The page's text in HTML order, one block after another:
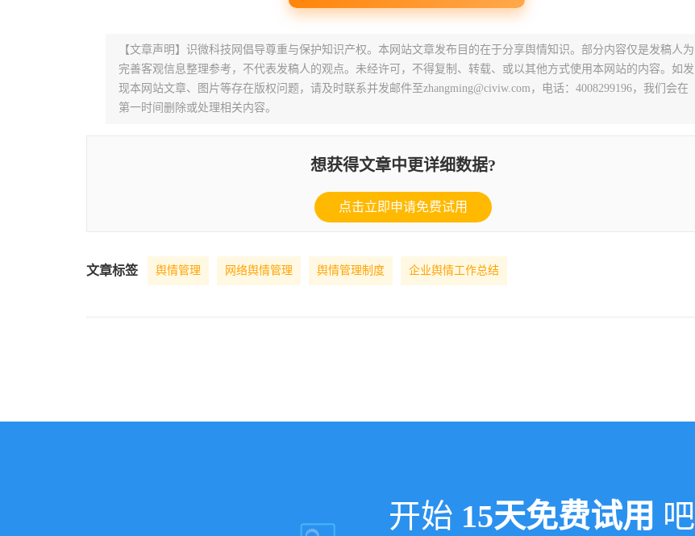
【文章声明】识微科技网倡导尊重与保护知识产权。本网站文章发布目的在于分享舆情知识。部分内容仅是发稿人为
完善客观信息整理参考，不代表发稿人的观点。未经许可，不得复制、转载、或以其他方式使用本网站的内容。如发
现本网站文章、图片等存在版权问题，请及时联系并发邮件至zhangming@civiw.com，电话：4008299196，我们会在
第一时间删除或处理相关内容。
想获得文章中更详细数据?
点击立即申请免费试用
文章标签 舆情管理 网络舆情管理 舆情管理制度 企业舆情工作总结
开始 15天免费试用 吧